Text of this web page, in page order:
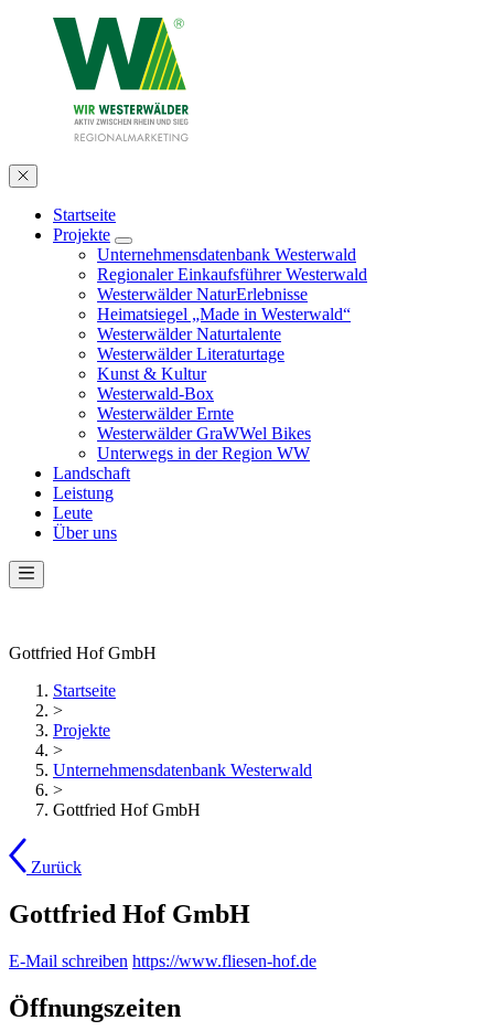
Startseite
Projekte
Unternehmensdatenbank Westerwald
Regionaler Einkaufsführer Westerwald
Westerwälder NaturErlebnisse
Heimatsiegel „Made in Westerwald“
Westerwälder Naturtalente
Westerwälder Literaturtage
Kunst & Kultur
Westerwald-Box
Westerwälder Ernte
Westerwälder GraWWel Bikes
Unterwegs in der Region WW
Landschaft
Leistung
Leute
Über uns
Gottfried Hof GmbH
Startseite
>
Projekte
>
Unternehmensdatenbank Westerwald
>
Gottfried Hof GmbH
Zurück
Gottfried Hof GmbH
E-Mail schreiben https://www.fliesen-hof.de
Öffnungszeiten